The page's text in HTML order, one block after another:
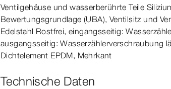
Ventilgehäuse und wasserberührte Teile
Bewertungsgrundlage (UBA), Ventilsitz und
Edelstahl Rostfrei, eingangsseitig: Wasser­
ausgangsseitig: Wasser­zählerverschraubung
Dicht­element EPDM, Mehrkant
Technische Daten